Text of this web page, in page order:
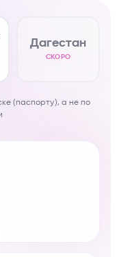
Дагестан
СКОРО
(паспорту), а не по